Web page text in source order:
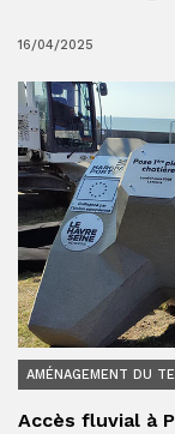
16/04/2025
AMÉNAGEMENT DU
Accès fluvial à